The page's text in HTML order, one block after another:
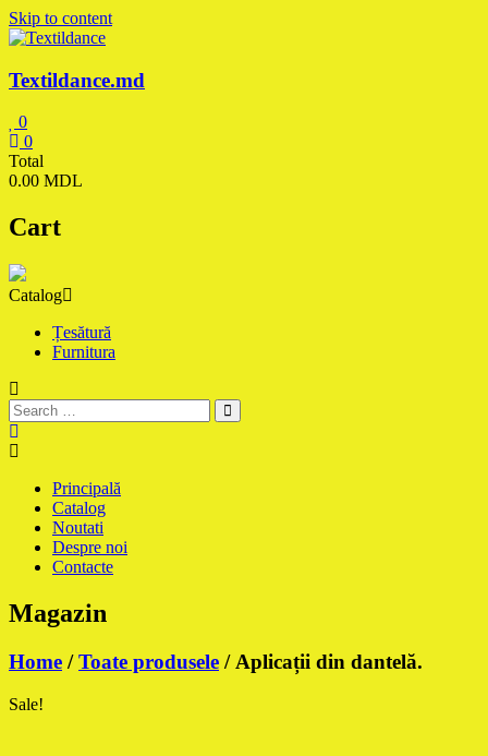
Skip to content
Textildance.md
0
0
Total
0.00 MDL
Cart
Catalog
Țesătură
Furnitura
Principală
Catalog
Noutati
Despre noi
Contacte
Magazin
Home /Toate produsele / Aplicații din dantelă.
Sale!